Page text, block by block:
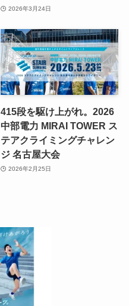
2026年3月24日
415段を駆け上がれ。2026
中部電力 MIRAI TOWER ス
テアクライミングチャレン
ジ 名古屋大会
2026年2月25日